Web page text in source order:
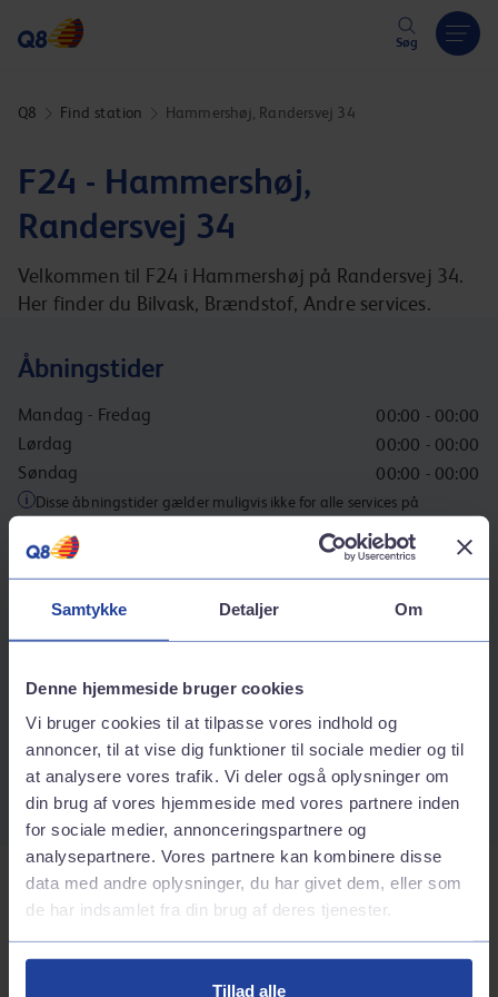
Samtykke Detaljer Om
Denne hjemmeside bruger cookies
Vi bruger cookies til at tilpasse vores indhold og
annoncer, til at vise dig funktioner til sociale medier og til
at analysere vores trafik. Vi deler også oplysninger om
din brug af vores hjemmeside med vores partnere inden
for sociale medier, annonceringspartnere og
analysepartnere. Vores partnere kan kombinere disse
data med andre oplysninger, du har givet dem, eller som
de har indsamlet fra din brug af deres tjenester.
Tillad alle
Søg
Q8 Find station Hammershøj, Randersvej 34
F24 - Hammershøj,
Randersvej 34
Velkommen til F24 i Hammershøj på Randersvej 34.
Her finder du Bilvask, Brændstof, Andre services.
Åbningstider
Mandag - Fredag
00:00 - 00:00
Lørdag
00:00 - 00:00
Søndag
00:00 - 00:00
Disse åbningstider gælder muligvis ikke for alle services på
Kontaktinformation
Adresse
Randersvej 34
Telefonnummer
70242424
Tjenester på stationen